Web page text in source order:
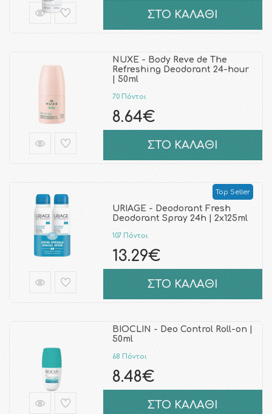
ΣΤΟ ΚΑΛΑΘΙ
NUXE - Body Reve de The
Refreshing Deodorant 24-hour
| 50ml
70 Πόντοι
8.64€
ΣΤΟ ΚΑΛΑΘΙ
Top Seller
URIAGE - Deodorant Fresh
Deodorant Spray 24h | 2x125ml
107 Πόντοι
13.29€
ΣΤΟ ΚΑΛΑΘΙ
BIOCLIN - Deo Control Roll-on |
50ml
68 Πόντοι
8.48€
ΣΤΟ ΚΑΛΑΘΙ